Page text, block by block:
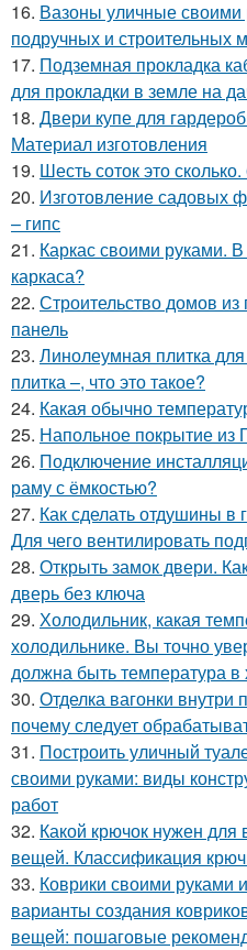
16. Вазоны уличные
подручных и строительных
17. Подземная прокладка
для прокладки в земле на
18. Двери купе для
Материал изготовления
19. Шесть соток это
20. Изготовление садовых
– гипс
21. Каркас своими руками. В
каркаса?
22. Строительство домов
панель
23. Линолеумная плитка
плитка –, что это такое?
24. Какая обычно
25. Напольное покрытие
26. Подключение
раму с ёмкостью?
27. Как сделать отдушины
Для чего вентилировать
28. Открыть замок двери.
дверь без ключа
29. Холодильник, какая
холодильнике. Вы точно
должна быть температура в
30. Отделка вагонки
почему следует
31. Построить уличный
своими руками: виды
работ
32. Какой крючок нужен для
вещей. Классификация
33. Коврики своими руками
варианты создания
вещей: пошаговые